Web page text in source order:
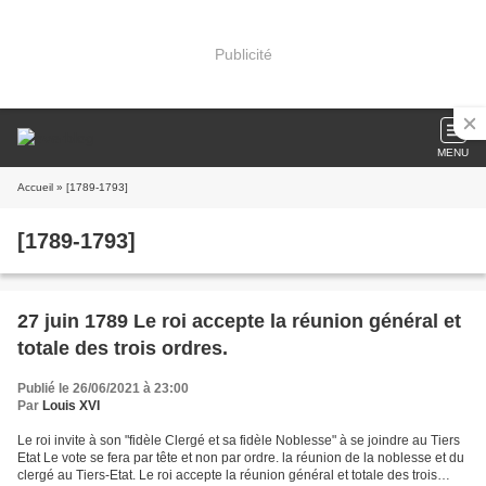
Publicité
MENU
Accueil » [1789-1793]
[1789-1793]
27 juin 1789 Le roi accepte la réunion général et
totale des trois ordres.
Publié le 26/06/2021 à 23:00
Par Louis XVI
Le roi invite à son "fidèle Clergé et sa fidèle Noblesse" à se joindre au Tiers
Etat Le vote se fera par tête et non par ordre. la réunion de la noblesse et du
clergé au Tiers-Etat. Le roi accepte la réunion général et totale des trois